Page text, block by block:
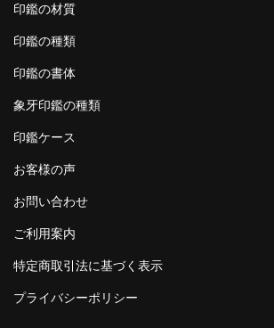
印鑑の材質
印鑑の種類
印鑑の書体
象牙印鑑の種類
印鑑ケース
お客様の声
お問い合わせ
ご利用案内
特定商取引法に基づく表示
プライバシーポリシー